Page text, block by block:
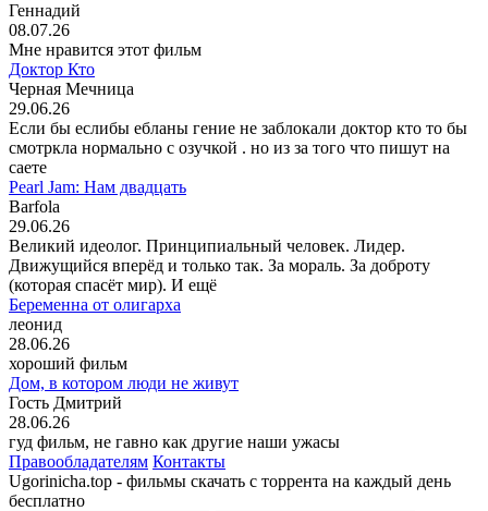
Геннадий
08.07.26
Мне нравится этот фильм
Доктор Кто
Черная Мечница
29.06.26
Если бы еслибы ебланы гение не заблокали доктор кто то бы
смотркла нормально с озучкой . но из за того что пишут на
саете
Pearl Jam: Нам двадцать
Barfola
29.06.26
Великий идеолог. Принципиальный человек. Лидер.
Движущийся вперёд и только так. За мораль. За доброту
(которая спасёт мир). И ещё
Беременна от олигарха
леонид
28.06.26
хороший фильм
Дом, в котором люди не живут
Гость Дмитрий
28.06.26
гуд фильм, не гавно как другие наши ужасы
Правообладателям Контакты
Ugorinicha.top - фильмы скачать с торрента на каждый день
бесплатно